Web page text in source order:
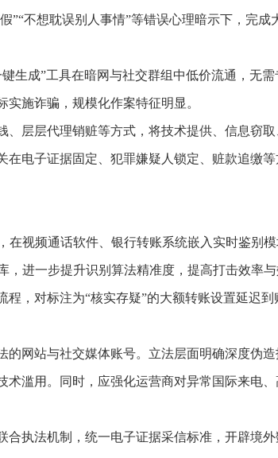
不想耽误别人事情”等错误心理暗示下，完成
生成”工具在暗网与社交群组中低价流通，无需
施诈骗，规模化作案特征明显。
层层代理销赃等方式，将技术提供、信息窃
电子证据固定、犯罪嫌疑人锁定、赃款追缴
视频通话软件、银行转账系统嵌入实时鉴别模
进一步提升识别算法精准度，提高打击效率与
，对标注为“核实存疑”的大额转账设置延迟到
网站与社交媒体账号。立法层面明确深度伪造
滥用。同时，应强化运营商对异常国际来电
执法机制，统一电子证据采信标准，开辟境